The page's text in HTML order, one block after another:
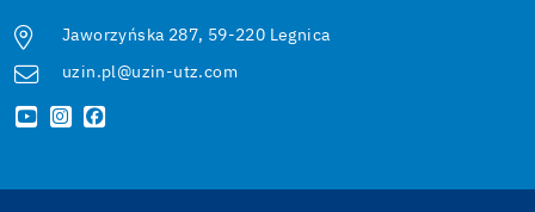
Jaworzyńska 287, 59-220 Legnica
uzin.pl@uzin-utz.com